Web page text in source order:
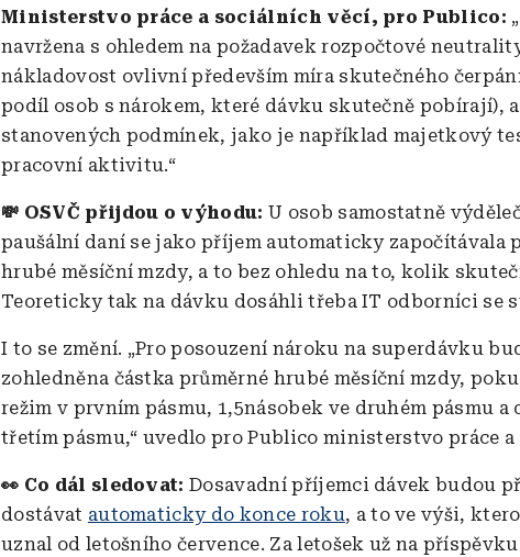
Ministerstvo práce a sociálních věcí, pro Publico:
navržena s ohledem na požadavek rozpočtové
nákladovost ovlivní především míra skutečného
podíl osob s nárokem, které dávku skutečně pobírají),
stanovených podmínek, jako je například majetkový
pracovní aktivitu.“
💸 OSVČ přijdou o výhodu: U osob samostatně
paušální daní se jako příjem automaticky započítávala
hrubé měsíční mzdy, a to bez ohledu na to, kolik
Teoreticky tak na dávku dosáhli třeba IT odborníci se
I to se změní. „Pro posouzení nároku na superdávku
zohledněna částka průměrné hrubé měsíční mzdy,
režim v prvním pásmu, 1,5násobek ve druhém pásmu a
třetím pásmu,“ uvedlo pro Publico ministerstvo práce
👀 Co dál sledovat: Dosavadní příjemci dávek budou
dostávat automaticky do konce roku, a to ve výši,
uznal od letošního července. Za letošek už na